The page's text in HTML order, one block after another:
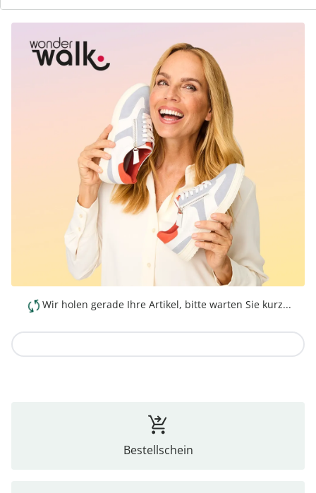
Wir holen gerade Ihre Artikel, bitte warten Sie kurz...
Bestellschein